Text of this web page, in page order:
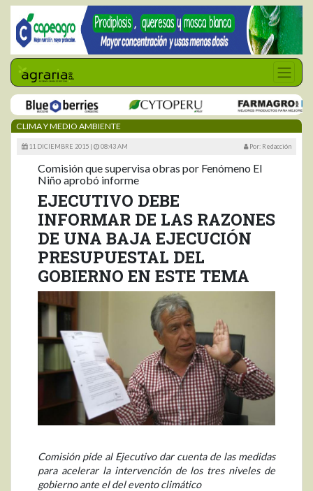
CLIMA Y MEDIO AMBIENTE
11 DICIEMBRE 2015 | 08:43 AM Por: Redacción
Comisión que supervisa obras por Fenómeno El
Niño aprobó informe
EJECUTIVO DEBE
INFORMAR DE LAS RAZONES
DE UNA BAJA EJECUCIÓN
PRESUPUESTAL DEL
GOBIERNO EN ESTE TEMA
Comisión pide al Ejecutivo dar cuenta de las medidas
para acelerar la intervención de los tres niveles de
gobierno ante el del evento climático